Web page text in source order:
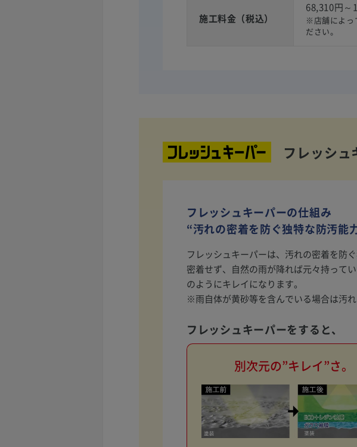
施工料金（税込）
68,310円～
※店舗によっ
ださい。
フレッシュ
フレッシュキーパーの仕組み
“汚れの密着を防ぐ独特な防汚能
フレッシュキーパーは、汚れの密着を防
密着せず、自然の雨が降れば元々持って
のようにキレイになります。
※雨自体が黄砂等を含んでいる場合は汚れ
フレッシュキーパーをすると、
別次元の”キレイ”さ。